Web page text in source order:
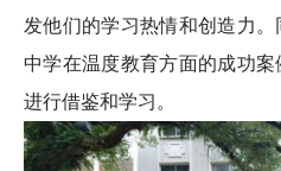
发他们的学习热情和创造力
中学在温度教育方面的成功
进行借鉴和学习。